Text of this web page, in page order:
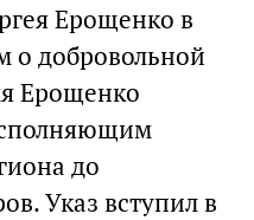
Ерощенко в
о добровольной
Ерощенко
до
Указ вступил в